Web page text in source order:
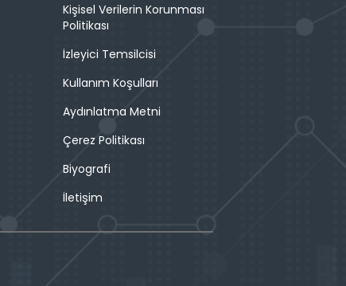
Kişisel Verilerin Korunması
Politikası
İzleyici Temsilcisi
Kullanım Koşulları
Aydınlatma Metni
Çerez Politikası
Biyografi
İletişim